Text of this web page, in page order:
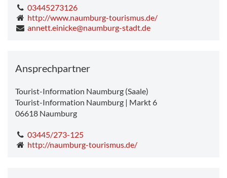
03445273126
http://www.naumburg-tourismus.de/
annett.einicke@naumburg-stadt.de
Ansprechpartner
Tourist-Information Naumburg (Saale)
Tourist-Information Naumburg | Markt 6
06618 Naumburg
03445/273-125
http://naumburg-tourismus.de/